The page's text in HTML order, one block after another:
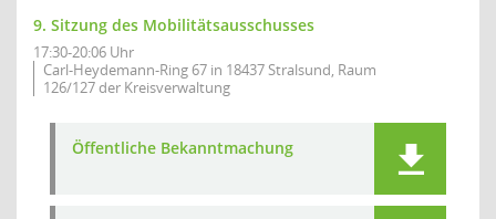
9. Sitzung des Mobilitätsausschusses
17:30-20:06 Uhr
Carl-Heydemann-Ring 67 in 18437 Stralsund, Raum
126/127 der Kreisverwaltung
Öffentliche Bekanntmachung